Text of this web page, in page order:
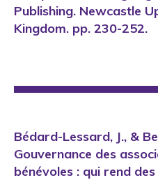
Publishing. Newcastle
Kingdom. pp. 230-252.
Bédard-Lessard, J., &
Gouvernance des
bénévoles : qui rend